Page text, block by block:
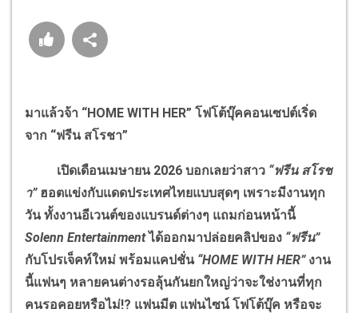
มาแล้วจ้า “HOME WITH HER” โฟโต้บุ๊คคอนเซปต์เริ่ด
จาก “ฟรีน สโรชา”
เปิดเดือนเมษายน 2026 บอกเลยว่าสาว “ฟรีน สโรช
า”ฮอตแข่งกับแดดประเทศไทยแบบสุดๆ เพราะมีงานทุก
วัน ทั้งงานอีเวนต์ของแบรนด์ต่างๆ แถมก่อนหน้านี้
Solenn Entertainmentได้ออกมาปล่อยคลิปของ “ฟรีน”
กับโปรเจ็คท์ใหม่ พร้อมแคปชั่น “HOME WITH HER” งาน
นี้แฟนๆ หลายคนต่างรอลุ้นกันยกใหญ่ว่าจะใช่งานที่ทุก
คนรอคอยหรือไม่!? แฟนมีต แฟนไซน์ โฟโต้บุ๊ค หรือจะ